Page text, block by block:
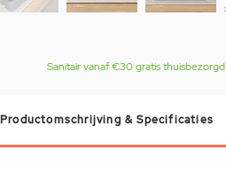
Sanitair vanaf €30 gratis thuisbezorgd
Productomschrijving & Specificaties